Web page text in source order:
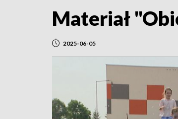
Materiał
2025-06-05